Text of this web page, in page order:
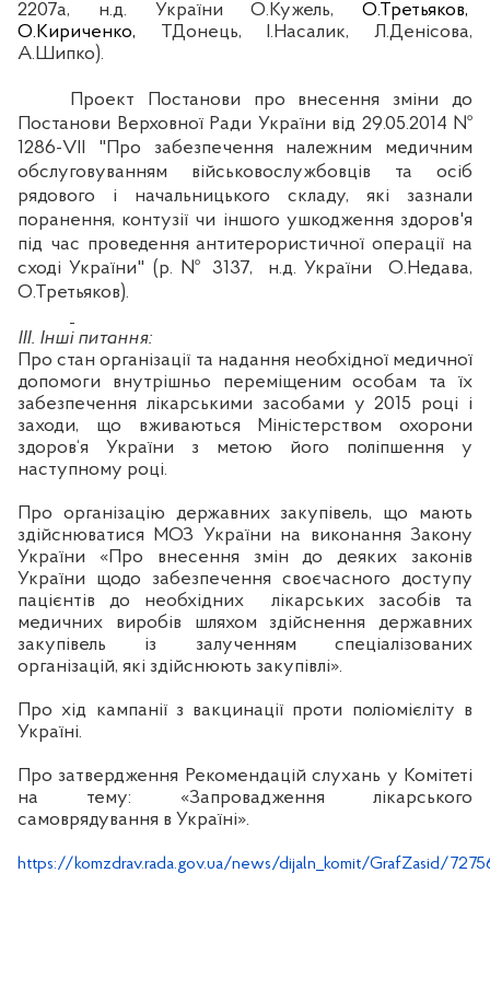
2207а, н.д. України О.Кужель, О.Третьяков,
О.Кириченко,
ТДонець, І. Насалик, Л.Денісова,
А. Шипко).
Проект Постанови про внесення зміни до
Постанови Верховної Ради України від 29.05.2014 №
1286-VІІ "Про забезпечення належним медичним
обслуговуванням військовослужбовців та осіб
рядового і начальницького складу, які зазнали
поранення, контузії чи іншого ушкодження здоров'я
під час проведення антитерористичної операції на
сході України" (р. № 3137,
н.д. України О. Недава,
О.Третьяков).
ІІІ. Інші питання:
Про стан організації та надання необхідної медичної
допомоги внутрішньо переміщеним особам та їх
забезпечення лікарськими засобами у 2015 році і
заходи, що вживаються Міністерством охорони
здоров‘я України з метою його поліпшення у
наступному році.
Про організацію державних закупівель, що мають
здійснюватися МОЗ України на виконання Закону
України «Про внесення змін до деяких законів
України щодо забезпечення своєчасного доступу
пацієнтів до необхідних
лікарських засобів та
медичних виробів шляхом здійснення державних
закупівель із залученням спеціалізованих
організацій, які здійснюють закупівлі».
Про хід кампанії з вакцинації проти поліомієліту в
Україні.
Про затвердження Рекомендацій слухань у Комітеті
на тему: «Запровадження лікарського
самоврядування в Україні».
https://komzdrav.rada.gov.ua/news/dijaln_komit/GrafZasid/